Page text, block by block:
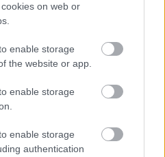
on web or
enable storage
the website or app.
enable storage
enable storage
authentication
az ország egyik